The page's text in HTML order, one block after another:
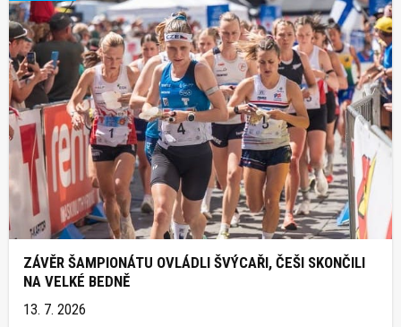
ZÁVĚR ŠAMPIONÁTU OVLÁDLI ŠVÝCAŘI, ČEŠI SKONČILI
NA VELKÉ BEDNĚ
13. 7. 2026